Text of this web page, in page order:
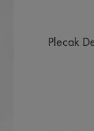
Plecak